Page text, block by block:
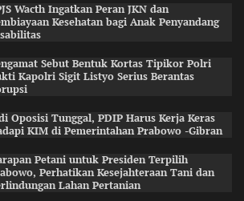
Wacth Ingatkan Peran JKN dan
Kesehatan bagi Anak Penyandang
Sebut Bentuk Kortas Tipikor Polri
Kapolri Sigit Listyo Serius Berantas
Oposisi Tunggal, PDIP Harus Kerja Keras
KIM di Pemerintahan Prabowo -Gibran
Petani untuk Presiden Terpilih
Perhatikan Kesejahteraan Tani dan
Lahan Pertanian